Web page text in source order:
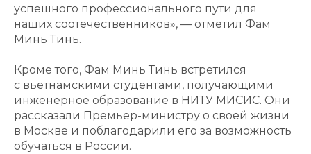
успешного профессионального пути для
наших соотечественников», — отметил Фам
Минь Тинь.
Кроме того, Фам Минь Тинь встретился
с вьетнамскими студентами, получающими
инженерное образование в НИТУ МИСИС. Они
рассказали Премьер-министру о своей жизни
в Москве и поблагодарили его за возможность
обучаться в России.